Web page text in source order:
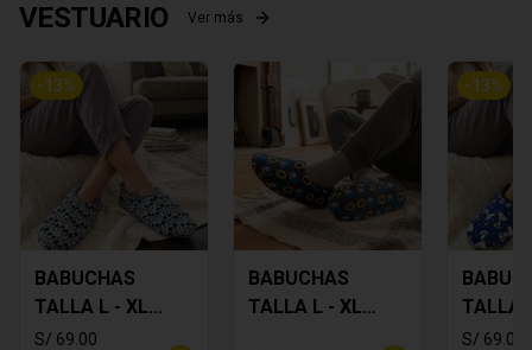
VESTUARIO Ver más
-13%
BABUCHAS
TALLA L - XL
MICKEY
S/ 69.00
BABUCHAS
TALLA L - XL
-13%
TALLA
S/ 69.00